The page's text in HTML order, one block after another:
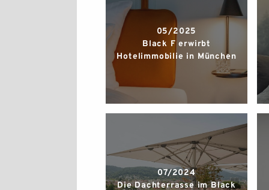
05/2025
Black F erwirbt
Hotelimmobilie in München
07/2024
Die Dachterrasse im Black